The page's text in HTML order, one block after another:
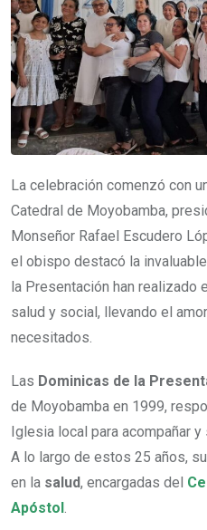
La celebración comenzó con
Catedral de Moyobamba,
Monseñor Rafael Escudero
el obispo destacó la
la Presentación han realizado
salud y social, llevando el
necesitados.
Las Dominicas de la
de Moyobamba en 1999,
Iglesia local para acompañar
A lo largo de estos 25 años,
en la salud, encargadas del
Apóstol.